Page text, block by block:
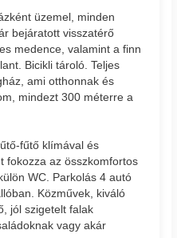
üzemel, minden
bejáratott visszatérő
medence, valamint a finn
Bicikli tároló. Teljes
ami otthonnak és
mindezt 300 méterre a
fűtő klímával és
fokozza az összkomfortos
WC. Parkolás 4 autó
Közművek, kiváló
jól szigetelt falak
vagy akár